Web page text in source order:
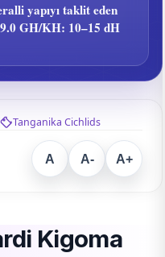
yapıyı taklit eden
GH/KH: 10–15 dH
Tanganika Cichlids
A A- A+
Kigoma